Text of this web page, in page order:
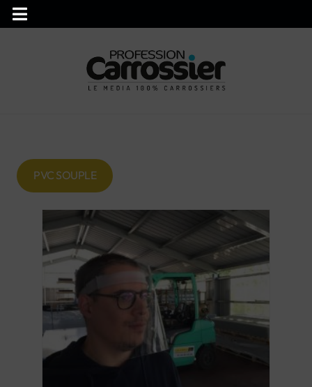
PVC SOUPLE